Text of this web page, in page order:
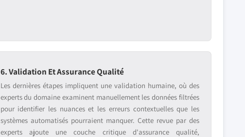
6. Validation Et Assurance Qualité
Les dernières étapes impliquent une validation humaine, où des
experts du domaine examinent manuellement les données filtrées
pour identifier les nuances et les erreurs contextuelles que les
systèmes automatisés pourraient manquer. Cette revue par des
experts ajoute une couche critique d'assurance qualité,